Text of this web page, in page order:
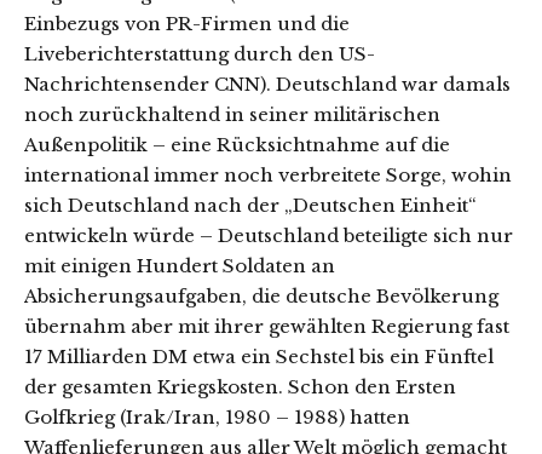
Einbezugs von PR-Firmen und die
Liveberichterstattung durch den US-
Nachrichtensender CNN). Deutschland war damals
noch zurückhaltend in seiner militärischen
Außenpolitik – eine Rücksichtnahme auf die
international immer noch verbreitete Sorge, wohin
sich Deutschland nach der „Deutschen Einheit“
entwickeln würde – Deutschland beteiligte sich nur
mit einigen Hundert Soldaten an
Absicherungsaufgaben, die deutsche Bevölkerung
übernahm aber mit ihrer gewählten Regierung fast
17 Milliarden DM etwa ein Sechstel bis ein Fünftel
der gesamten Kriegskosten. Schon den Ersten
Golfkrieg (Irak/Iran, 1980 – 1988) hatten
Waffenlieferungen aus aller Welt möglich gemacht